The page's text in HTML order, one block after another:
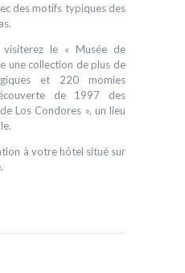
des motifs typiques des
visiterez le « Musée de
une collection de plus de
et 220 momies
de 1997 des
Los Condores », un lieu
à votre hôtel situé sur